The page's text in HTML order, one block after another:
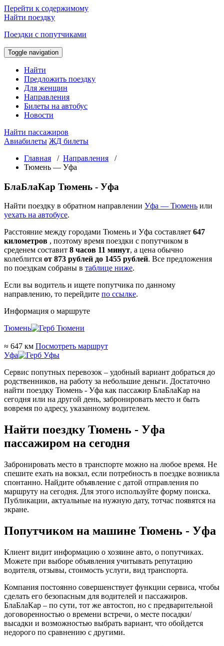
Перейти к содержимому
Найти поездку
Поездки с попутчиками
Toggle navigation
Найти
Предложить поездку
Для женщин
Направления
Билеты на автобус
Новости
Найти пассажиров
Авиабилеты ЖД билеты
Главная / Направления /
Тюмень — Уфа
БлаБлаКар Тюмень - Уфа
Найти поездку в обратном направлении Уфа — Тюмень или
уехать на автобусе.
Расстояние между городами Тюмень и Уфа составляет 647
километров , поэтому время поездки с попутчиком в
среденем составит 8 часов 11 минут, а цена обычно
колеблится от 873 рублей до 1455 рублей. Все предложения
по поездкам собраны в таблице ниже.
Если вы водитель и ищете попутчика по данному
направлению, то перейдите по ссылке.
Информация о маршруте
Тюмень
≈ 647 км Посмотреть маршрут
Уфа
Сервис попутных перевозок – удобный вариант добраться до
родственников, на работу за небольшие деньги. Достаточно
найти поездку Тюмень - Уфа как пассажир БлаБлаКар на
сегодня или на другой день, забронировать место и быть
вовремя по адресу, указанному водителем.
Найти поездку Тюмень - Уфа
пассажиром на сегодня
Забронировать место в транспорте можно на любое время. Не
спешите ехать на вокзал, если потребность в поездке возникла
спонтанно. Найдите объявление с датой отправления по
маршруту на сегодня. Для этого используйте форму поиска.
Публикации, актуальные на нужную дату, тотчас появятся на
экране.
Попутчиком на машине Тюмень - Уфа
Клиент видит информацию о хозяине авто, о попутчиках.
Можете при выборе объявления учитывать репутацию
водителя, отзывы, стоимость услуги, вид транспорта.
Компания постоянно совершенствует функции сервиса, чтобы
сделать его безопасным для водителей и пассажиров.
БлаБлаКар – по сути, тот же автостоп, но с предварительной
договоренностью о времени встречи, о месте посадки/
высадки и возможностью выбрать вариант, что обойдется
недорого по сравнению с другими.